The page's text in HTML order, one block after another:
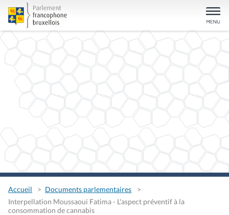
Accueil
Documents parlementaires
Interpellation Moussaoui Fatima - L'aspect préventif à la
consommation de cannabis